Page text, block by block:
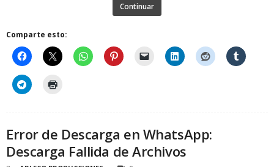
Continuar
Comparte esto:
Error de Descarga en WhatsApp:
Descarga Fallida de Archivos